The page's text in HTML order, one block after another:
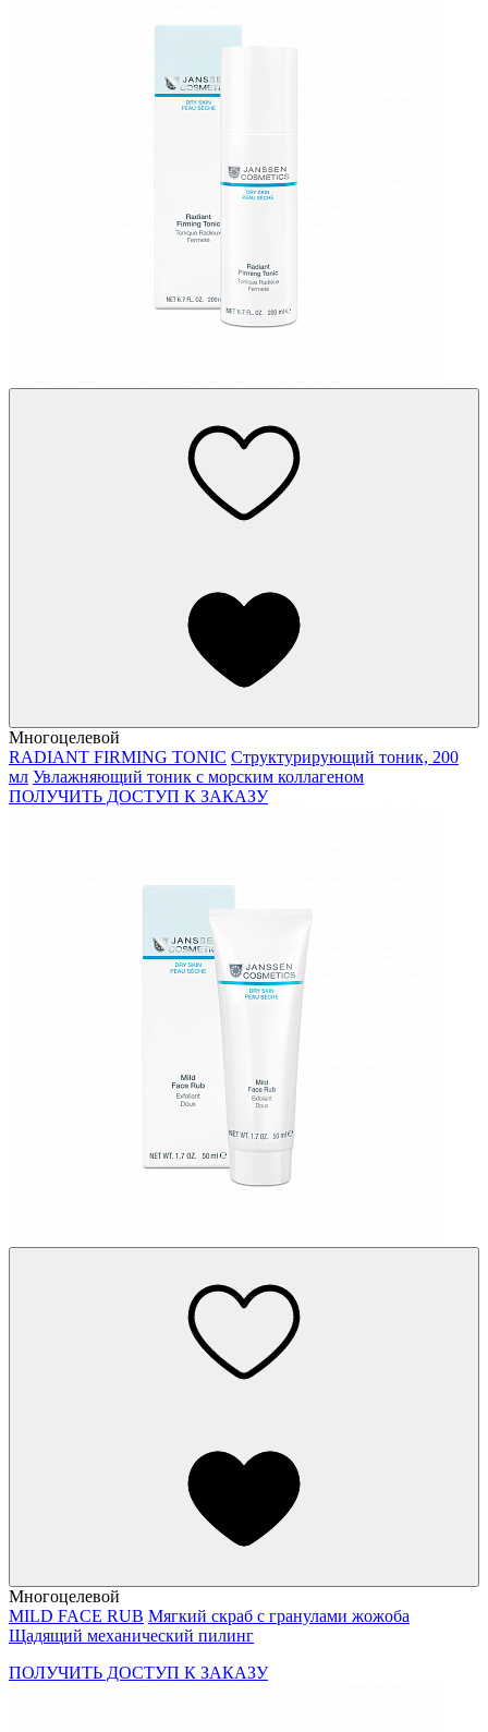
Многоцелевой
RADIANT FIRMING TONIC Структурирующий тоник, 200
мл Увлажняющий тоник с морским коллагеном
ПОЛУЧИТЬ ДОСТУП К ЗАКАЗУ
Многоцелевой
MILD FACE RUB Мягкий скраб с гранулами жожоба
Щадящий механический пилинг
ПОЛУЧИТЬ ДОСТУП К ЗАКАЗУ